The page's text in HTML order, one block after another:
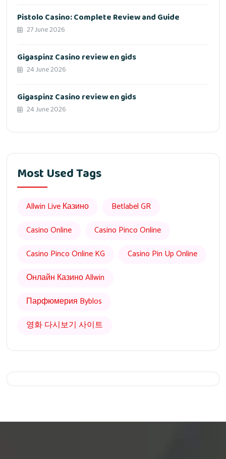
Pistolo Casino: Complete Review and Guide
27 June 2026
Gigaspinz Casino review en gids
24 June 2026
Gigaspinz Casino review en gids
24 June 2026
Most Used Tags
Allwin Live Казино
Betlabel GR
Casino Online
Casino Pinco Online
Casino Pinco Online KG
Casino Pin Up Online
Онлайн Казино Allwin
Парфюмерия Byblos
영화 다시보기 사이트